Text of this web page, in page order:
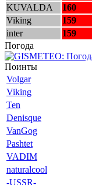
KUVALDA
160
Viking
159
inter
159
Погода
Поинты
Volgar
Viking
Ten
Denisque
VanGog
Pashtet
VADIM
naturalcool
-USSR-